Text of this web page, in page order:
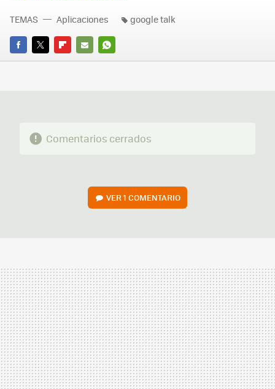
FACEBOOK
TWITTERFLIPBOARD
E-
WHATSAPP
TEMAS Aplicaciones google talk
Comentarios cerrados
VER1 COMENTARIO